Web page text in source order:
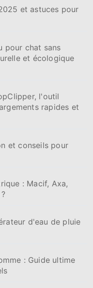
et astuces pour
pour chat sans
et écologique
l'outil
rapides et
et conseils pour
: Macif, Axa,
d'eau de pluie
: Guide ultime